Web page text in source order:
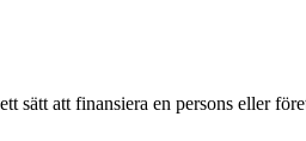
sätt att finansiera en persons eller